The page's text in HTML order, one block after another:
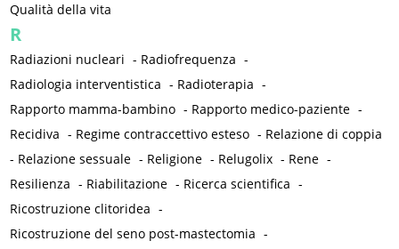
Qualità della vita
R
Radiazioni nucleari - Radiofrequenza -
Radiologia interventistica - Radioterapia -
Rapporto mamma-bambino - Rapporto medico-paziente -
Recidiva - Regime contraccettivo esteso - Relazione di coppia
- Relazione sessuale - Religione - Relugolix - Rene -
Resilienza - Riabilitazione - Ricerca scientifica -
Ricostruzione clitoridea -
Ricostruzione del seno post-mastectomia -